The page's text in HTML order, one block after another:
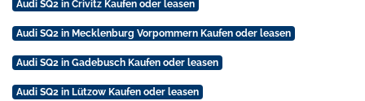
Audi SQ2 in Crivitz Kaufen oder leasen
Audi SQ2 in Mecklenburg Vorpommern Kaufen oder leasen
Audi SQ2 in Gadebusch Kaufen oder leasen
Audi SQ2 in Lützow Kaufen oder leasen